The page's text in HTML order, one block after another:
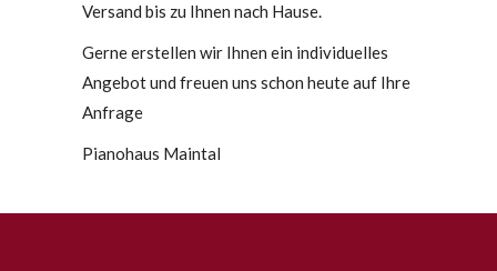
Versand bis zu Ihnen nach Hause.
Gerne erstellen wir Ihnen ein individuelles
Angebot und freuen uns schon heute auf Ihre
Anfrage
Pianohaus Maintal